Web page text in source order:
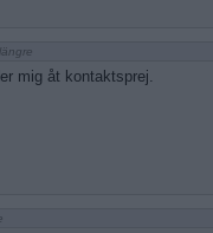
mig åt kontaktsprej.